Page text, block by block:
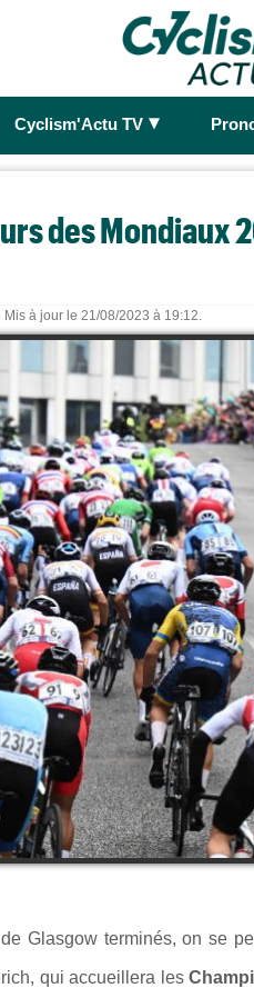
Cyclism'Actu TV ►
des Mondiaux
Mis à jour le 21/08/2023 à 19:12.
de Glasgow terminés, on se
qui accueillera les